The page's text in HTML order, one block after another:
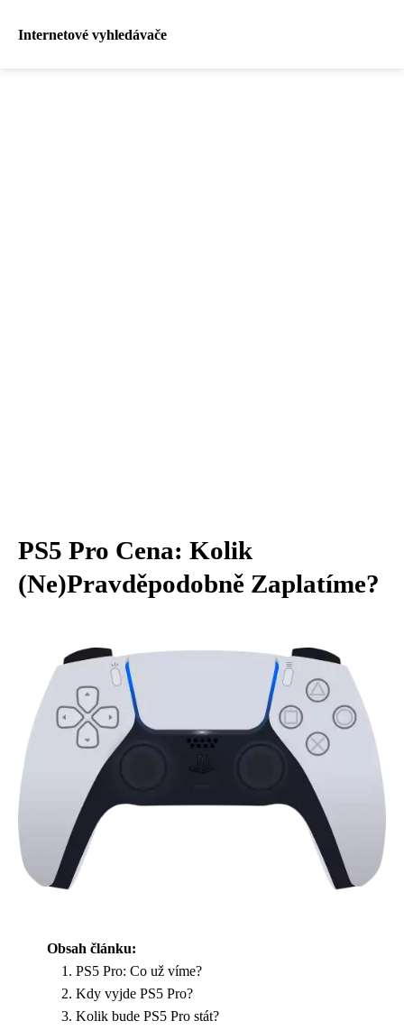
Internetové vyhledávače
PS5 Pro Cena: Kolik
(Ne)Pravděpodobně Zaplatíme?
Obsah článku:
PS5 Pro: Co už víme?
Kdy vyjde PS5 Pro?
Kolik bude PS5 Pro stát?